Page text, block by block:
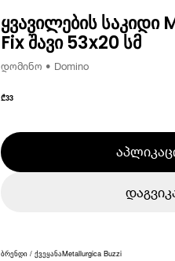
ყვავილების
Fix შავი 53x20 სმ
დომინო • Domino
₾33
ბრენდი / ქვეყანაMetallurgica Buzzi